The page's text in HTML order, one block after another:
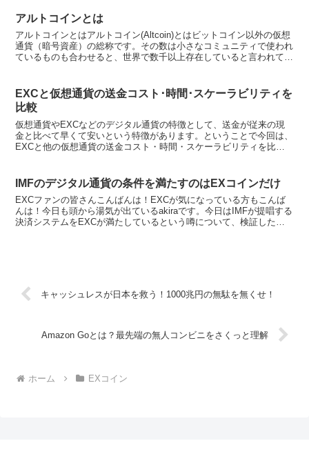
アルトコインとは
アルトコインとはアルトコイン(Altcoin)とはビットコイン以外の仮想
通貨（暗号資産）の総称です。その数は小さなコミュニティで使われ
ているものも合わせると、世界で数千以上存在していると言われてい
EXCと仮想通貨の送金コスト･時間･スケーラビリティを
比較
仮想通貨やEXCなどのデジタル通貨の特徴として、送金が従来の現
金と比べて早くて安いという特徴があります。ということで今回は、
EXCと他の仮想通貨の送金コスト・時間・スケーラビリティを比較
IMFのデジタル通貨の条件を満たすのはEXコインだけ
EXCファンの皆さんこんばんは！EXCが気になっている方もこんば
んは！今日も頭から湯気が出ているakiraです。今日はIMFが提唱する
決済システムをEXCが満たしているという噂について、検証したい
キャッシュレスが日本を救う！1000兆円の無駄を無くせ！
Amazon Goとは？最先端の無人コンビニをさくっと理解
ホーム EXコイン